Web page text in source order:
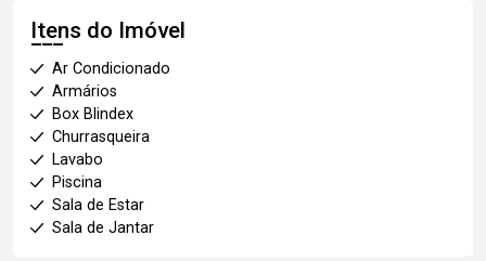
Itens do Imóvel
Ar Condicionado
Armários
Box Blindex
Churrasqueira
Lavabo
Piscina
Sala de Estar
Sala de Jantar